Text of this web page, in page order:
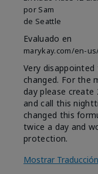
por Sam
de Seattle
Evaluado en
marykay.com/en-
Very
changed. For the
day please
and call this
changed this
twice a day and
protection.
Mostrar Traducción